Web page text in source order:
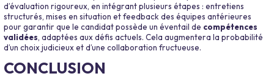
d’évaluation rigoureux, en intégrant plusieurs étapes : entretiens
structurés, mises en situation et feedback des équipes antérieures
pour garantir que le candidat possède un éventail de compétences
validées, adaptées aux défis actuels. Cela augmentera la probabilité
d’un choix judicieux et d’une collaboration fructueuse.
CONCLUSION